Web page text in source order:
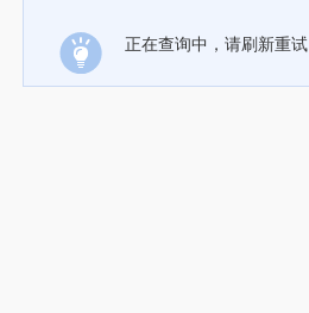
正在查询中，请刷新重试